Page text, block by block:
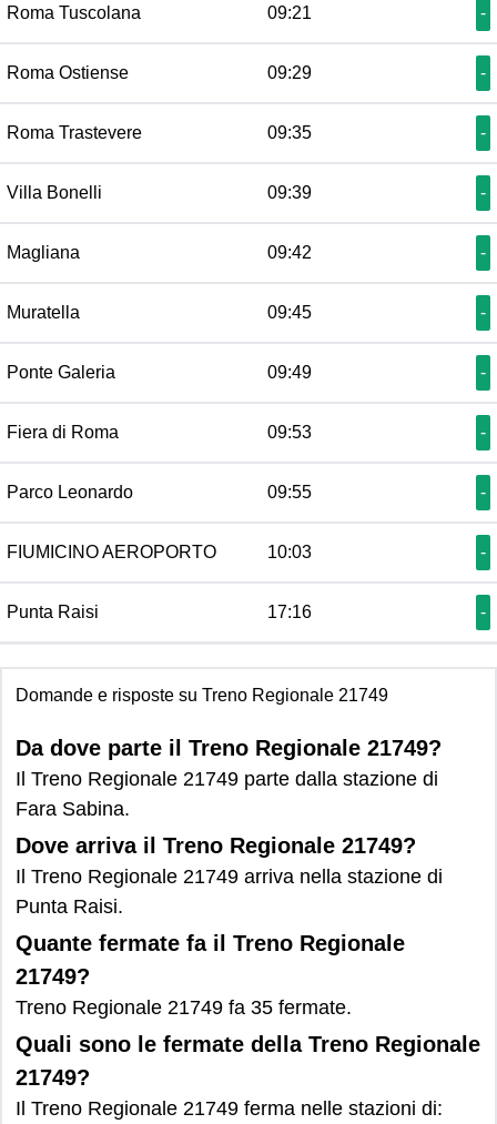
Roma Tuscolana 09:21 -
Roma Ostiense 09:29 -
Roma Trastevere 09:35 -
Villa Bonelli 09:39 -
Magliana 09:42 -
Muratella 09:45 -
Ponte Galeria 09:49 -
Fiera di Roma 09:53 -
Parco Leonardo 09:55 -
FIUMICINO AEROPORTO 10:03 -
Punta Raisi 17:16 -
Domande e risposte su Treno Regionale 21749
Da dove parte il Treno Regionale 21749?
Il Treno Regionale 21749 parte dalla stazione di
Fara Sabina.
Dove arriva il Treno Regionale 21749?
Il Treno Regionale 21749 arriva nella stazione di
Punta Raisi.
Quante fermate fa il Treno Regionale
21749?
Treno Regionale 21749 fa 35 fermate.
Quali sono le fermate della Treno Regionale
21749?
Il Treno Regionale 21749 ferma nelle stazioni di: